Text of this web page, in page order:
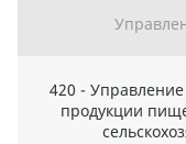
420 -
продукции